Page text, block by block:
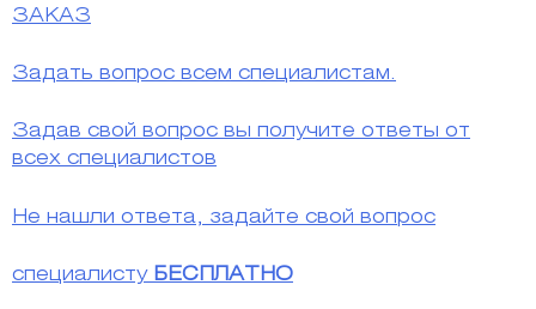
ЗАКАЗ
Задать вопрос всем специалистам.
Задав свой вопрос вы получите ответы от
всех специалистов
Не нашли ответа, задайте свой вопрос
специалисту БЕСПЛАТНО